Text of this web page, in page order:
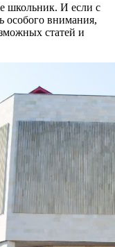
школьник. И если с
особого внимания,
статей и